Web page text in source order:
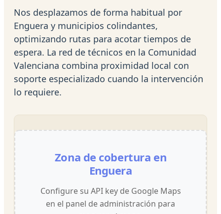
Nos desplazamos de forma habitual por
Enguera y municipios colindantes,
optimizando rutas para acotar tiempos de
espera. La red de técnicos en la Comunidad
Valenciana combina proximidad local con
soporte especializado cuando la intervención
lo requiere.
Zona de cobertura en
Enguera
Configure su API key de Google Maps
en el panel de administración para